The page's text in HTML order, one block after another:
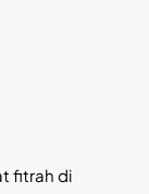
fitrah di